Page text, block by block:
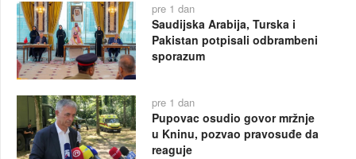
pre 1 dan
Saudijska Arabija, Turska i
Pakistan potpisali odbrambeni
sporazum
pre 1 dan
Pupovac osudio govor mržnje
u Kninu, pozvao pravosuđe da
reaguje